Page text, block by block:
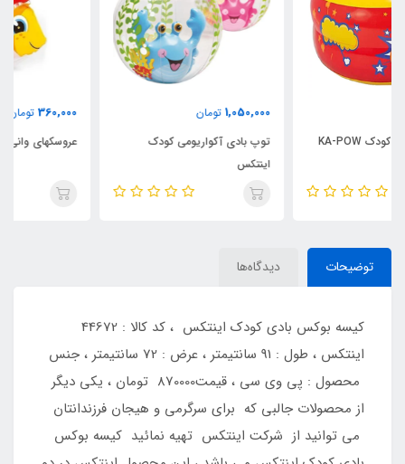
توپ بادی آکواریومی کودک
عروسکهای وانی بادی اینتکس
توضیحات دیدگاه‌ها
کیسه بوکس بادی کودک اینتکس ، کد کالا : 44672
اینتکس ، طول : 91 سانتیمتر ، عرض : 72 سانتیمتر ، جنس
محصول : پی وی سی ، قیمت870000 تومان ، یکی دیگر
از محصولات جالبی که برای سرگرمی و هیجان فرزندانتان
می توانید از شرکت اینتکس تهیه نمائید کیسه بوکس